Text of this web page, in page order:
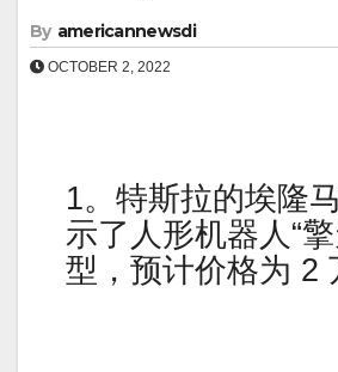
By americannewsdi
OCTOBER 2, 2022
1。特斯拉的埃隆
示了人形机器人“
型，预计价格为 2